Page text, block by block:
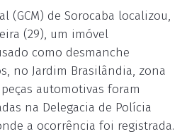
(GCM) de Sorocaba localizou,
(29), um imóvel
como desmanche
no Jardim Brasilândia, zona
automotivas foram
na Delegacia de Polícia
a ocorrência foi registrada.